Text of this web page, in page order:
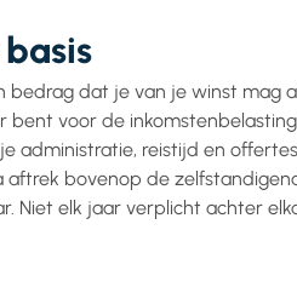
bedrag dat je van je winst mag
bent voor de
administratie, reistijd en
aftrek bovenop de
Niet elk jaar verplicht achter